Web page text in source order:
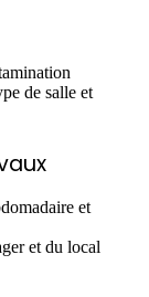
de salle et
et
et du local